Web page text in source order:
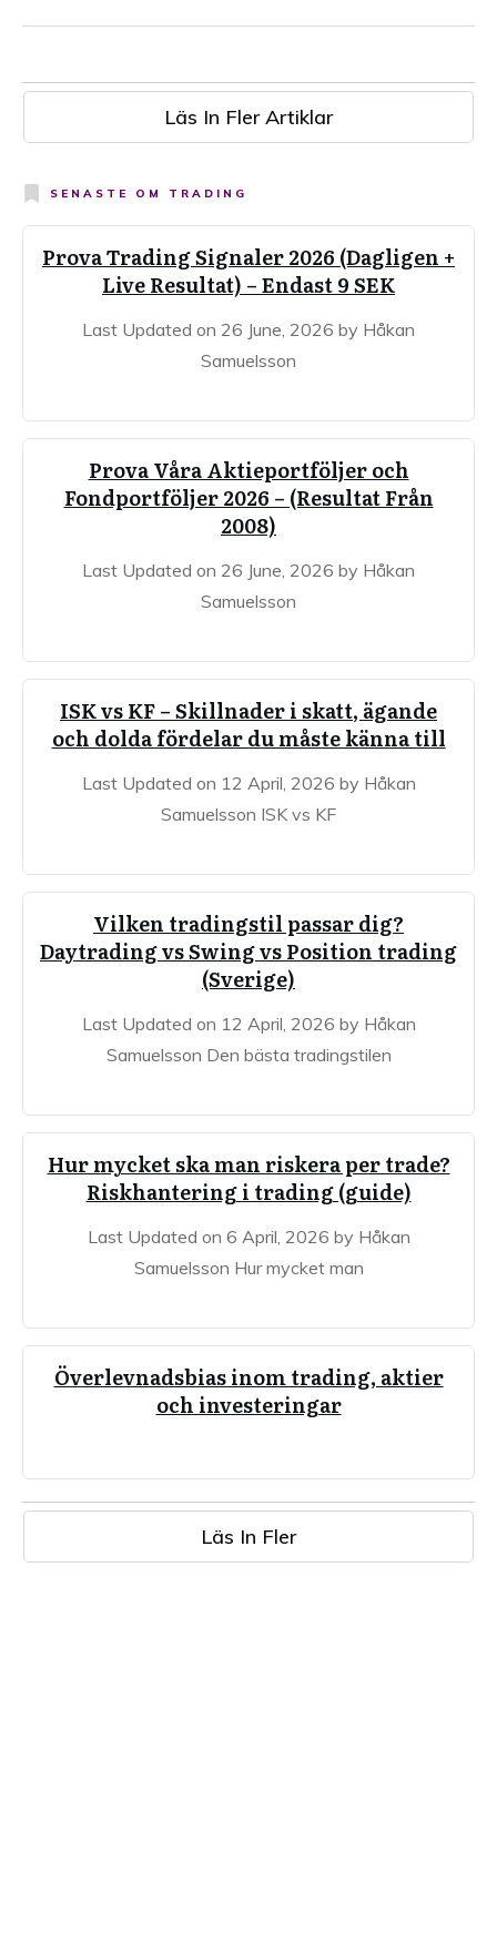
Läs In Fler Artiklar
SENASTE OM TRADING
Prova Trading Signaler 2026 (Dagligen +
Live Resultat) – Endast 9 SEK
Last Updated on 26 June, 2026 by Håkan
Samuelsson
Prova Våra Aktieportföljer och
Fondportföljer 2026 – (Resultat Från
2008)
Last Updated on 26 June, 2026 by Håkan
Samuelsson
ISK vs KF – Skillnader i skatt, ägande
och dolda fördelar du måste känna till
Last Updated on 12 April, 2026 by Håkan
Samuelsson ISK vs KF
Vilken tradingstil passar dig?
Daytrading vs Swing vs Position trading
(Sverige)
Last Updated on 12 April, 2026 by Håkan
Samuelsson Den bästa tradingstilen
Hur mycket ska man riskera per trade?
Riskhantering i trading (guide)
Last Updated on 6 April, 2026 by Håkan
Samuelsson Hur mycket man
Överlevnadsbias inom trading, aktier
och investeringar
Läs In Fler